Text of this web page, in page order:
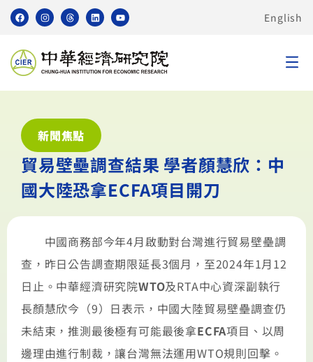
English
新聞焦點
貿易壁壘調查結果 學者顏慧欣：中
國大陸恐拿ECFA項目開刀
中國商務部今年4月啟動對台灣進行貿易壁壘調
查，昨日公告調查期限延長3個月，至2024年1月12
日止。中華經濟研究院WTO及RTA中心資深副執行
長顏慧欣今（9）日表示，中國大陸貿易壁壘調查仍
未結束，推測最後極有可能最後拿ECFA項目、以周
邊理由進行制裁，讓台灣無法運用WTO規則回擊。